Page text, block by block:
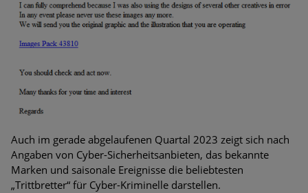
Auch im gerade abgelaufenen Quartal 2023 zeigt sich nach
Angaben von Cyber-Sicherheitsanbieten, das bekannte
Marken und saisonale Ereignisse die beliebtesten
„Trittbretter“ für Cyber-Kriminelle darstellen.